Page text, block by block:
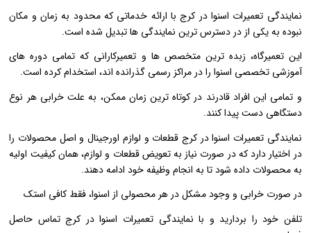
نمایندگی تعمیرات اسنوا در کرج با ارائه خدماتی که محدود به زمان و مکان
نبوده به یکی از در دسترس ترین نمایندگی ها تبدیل شده است.
این تعمیرگاه، زبده ترین متخصص ها و تعمیرکارانی که تمامی دوره های
آموزشی تخصصی اسنوا را در مراکز رسمی گذرانده‌ اند، استخدام کرده است.
و تمامی این افراد قادرند در کوتاه ‌ترین زمان ممکن، به علت خرابی هر نوع
دستگاهی دست پیدا کنند.
نمایندگی تعمیرات اسنوا در کرج قطعات و لوازم اورجینال و اصل محصولات را
در اختیار دارد که در صورت نیاز به تعویض قطعات و لوازم، همان کیفیت اولیه
به محصولات داده شود تا به انجام وظیفه خود ادامه دهند.
در صورت خرابی و وجود مشکل در هر محصولی از اسنوا، فقط کافی استک
تلفن خود را بردارید و با نمایندگی تعمیرات اسنوا در کرج تماس حاصل